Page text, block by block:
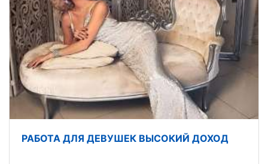
РАБОТА ДЛЯ ДЕВУШЕК ВЫСОКИЙ ДОХОД